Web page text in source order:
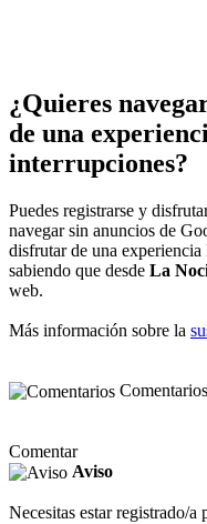
¿Quieres
de una
interrupciones?
Puedes registrarse y
navegar sin anuncios de
disfrutar de una
sabiendo que desde La
web.
Más información sobre la
Comentarios
Comentar
Aviso
Necesitas estar registrado/